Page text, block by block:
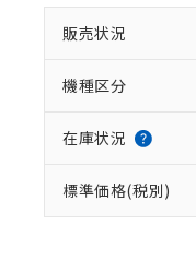
販売状況
機種区分
在庫状況
標準価格(税別)